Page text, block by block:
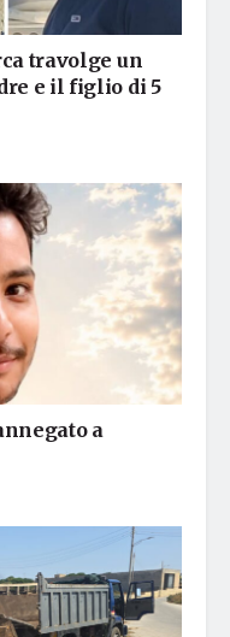
travolge un
e il figlio di 5
a